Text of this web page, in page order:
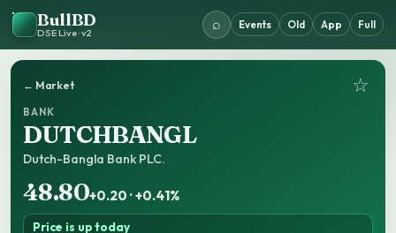
BullBD
DSE Live · v2
⌕ Events Old App Full
← Market ☆
BANK
DUTCHBANGL
Dutch-Bangla Bank PLC.
48.80+0.20 · +0.41%
Price is up today